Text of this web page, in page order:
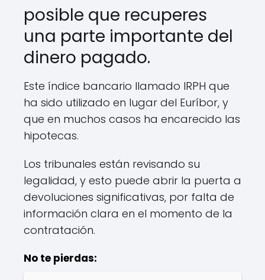
posible que recuperes
una parte importante del
dinero pagado.
Este índice bancario llamado IRPH que
ha sido utilizado en lugar del Euríbor, y
que en muchos casos ha encarecido las
hipotecas.
Los tribunales están revisando su
legalidad, y esto puede abrir la puerta a
devoluciones significativas, por falta de
información clara en el momento de la
contratación.
No te pierdas: